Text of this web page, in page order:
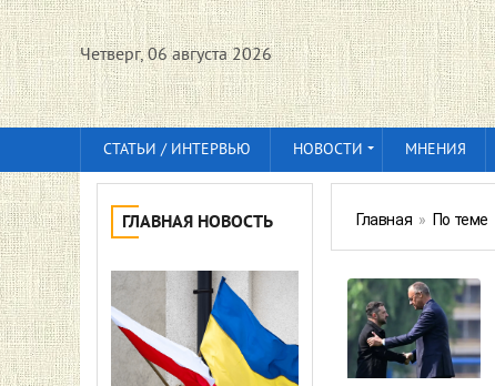
Четверг, 06 августа 2026
СТАТЬИ / ИНТЕРВЬЮ НОВОСТИ МНЕНИЯ
ГЛАВНАЯ НОВОСТЬ Главная » По теме